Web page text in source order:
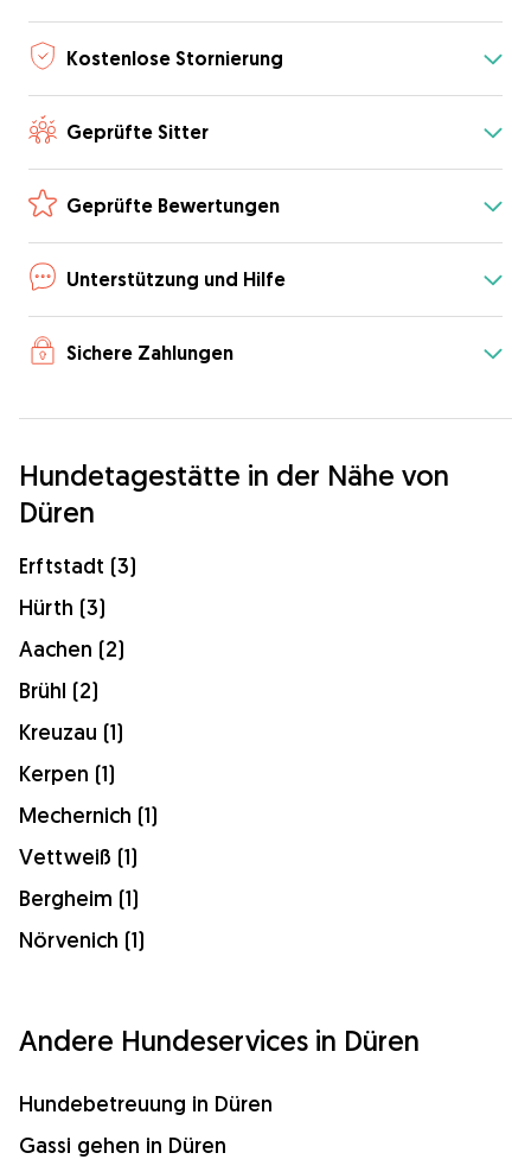
Kostenlose Stornierung
Geprüfte Sitter
Geprüfte Bewertungen
Unterstützung und Hilfe
Sichere Zahlungen
Hundetagestätte in der Nähe von
Düren
Erftstadt (3)
Hürth (3)
Aachen (2)
Brühl (2)
Kreuzau (1)
Kerpen (1)
Mechernich (1)
Vettweiß (1)
Bergheim (1)
Nörvenich (1)
Andere Hundeservices in Düren
Hundebetreuung in Düren
Gassi gehen in Düren